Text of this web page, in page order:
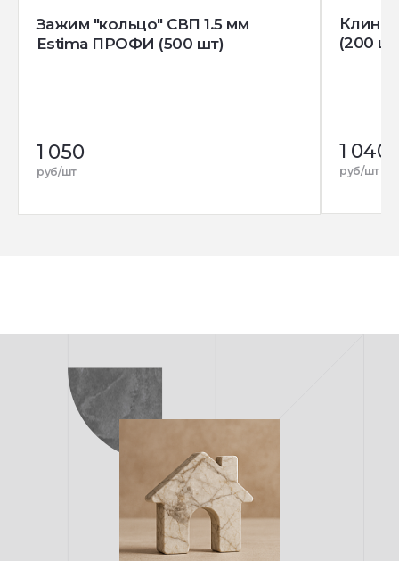
Зажим "кольцо" СВП 1.5 мм
Estima ПРОФИ (500 шт)
1 050
руб/шт
Клин
(200
1 040
руб/шт